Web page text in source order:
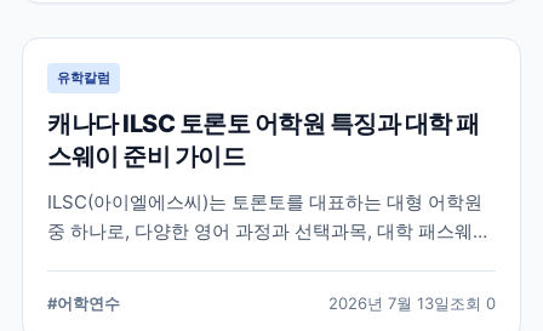
유학칼럼
캐나다 ILSC 토론토 어학원 특징과 대학 패
스웨이 준비 가이드
ILSC(아이엘에스씨)는 토론토를 대표하는 대형 어학원
중 하나로, 다양한 영어 과정과 선택과목, 대학 패스웨이
해야 할 주요 특징과 준비 사항을 정리했습니다.
#어학연수 2026년 7월 13일조회 0